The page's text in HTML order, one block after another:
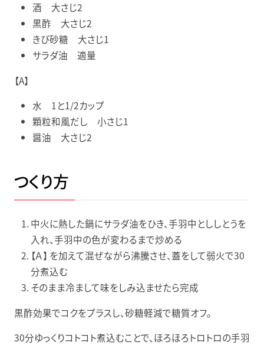
黒酢効果でコクをプラスし、砂糖軽減で糖質オフ。
30分ゆっくりコトコト煮込むことで、ほろほろトロトロの手羽
酒
大さじ2
黒酢
大さじ2
きび砂糖
大さじ1
サラダ油
適量
【A】
水
1と1/2カップ
顆粒和風だし
小さじ1
醤油
大さじ2
つくり方
中火に熱した鍋にサラダ油をひき、手羽中とししとうを
入れ、手羽中の色が変わるまで炒める
【Ａ】 を加えて混ぜながら沸騰させ、蓋をして弱火で30
分煮込む
そのまま冷まして味をしみ込ませたら完成